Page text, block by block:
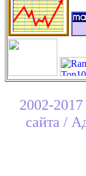
2002-
сайта /